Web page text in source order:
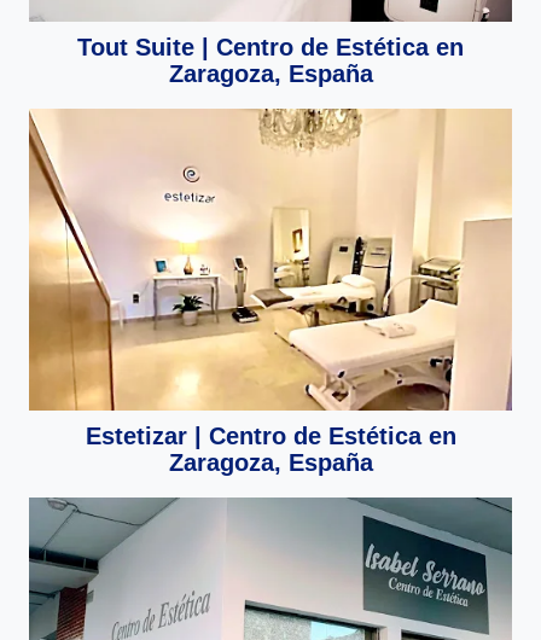
Tout Suite | Centro de Estética en
Zaragoza, España
Estetizar | Centro de Estética en
Zaragoza, España